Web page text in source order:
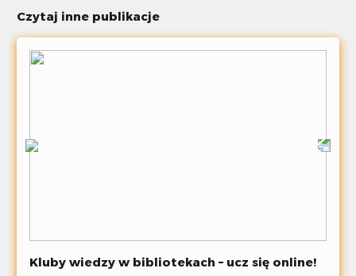
Czytaj inne publikacje
Kluby wiedzy w bibliotekach – ucz się online!